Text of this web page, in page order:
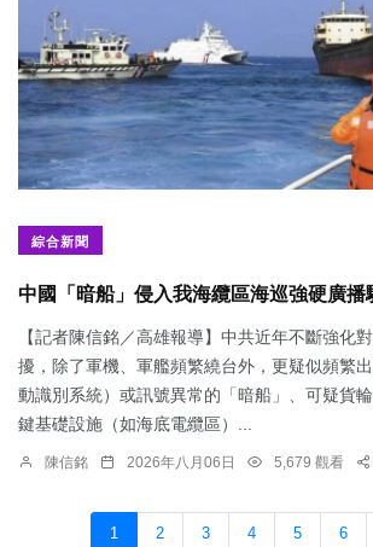
綜合新聞
中國「暗船」侵入我海纜區海巡強硬廣播
【記者陳信銘／高雄報導】中共近年不斷強化
擾，除了軍機、軍艦頻繁繞台外，更疑似頻繁
動識別系統）或訊號異常的「暗船」、可疑貨
鍵基礎設施（如海底電纜區）...
陳信銘 2026年八月06日 5,679 觀看
1 2 3 4 5 6